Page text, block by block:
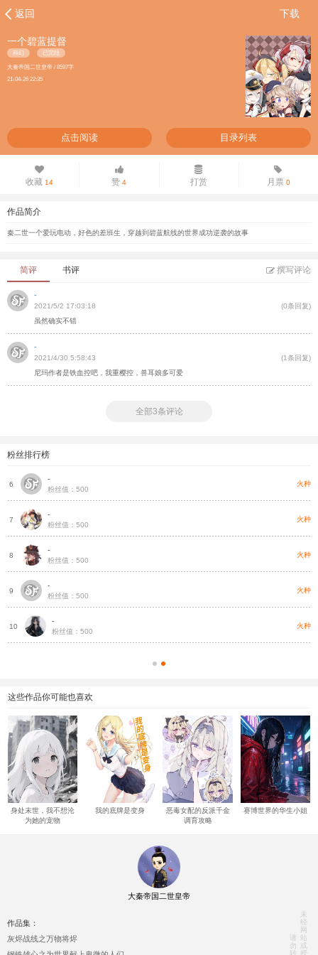
返回 下载
一个碧蓝提督
科幻 已完结
大秦帝国二世皇帝 / 8597字
21-04-26 22:35
点击阅读 目录列表
收藏 14 赞 4 打赏 月票0
作品简介
秦二世一个爱玩电动，好色的差班生，穿越到碧蓝航线的世界成功逆袭的故事
简评 书评 撰写评论
-
2021/5/2 17:03:18
(0条回复)
虽然确实不错
-
2021/4/30 5:58:43
(1条回复)
尼玛作者是铁血控吧，我重樱控，兽耳娘多可爱
全部3条评论
粉丝排行榜
6
-
粉丝值：500
火种
7
-
粉丝值：500
火种
8
-
粉丝值：500
火种
9
-
粉丝值：500
火种
10
-
粉丝值：500
火种
这些作品你可能也喜欢
身处末世，我不想沦
为她的宠物
我的底牌是变身
恶毒女配的反派千金
调育攻略
赛博世界的华生小姐
大秦帝国二世皇帝
作品集：
灰烬战线之万物将烬
请
勿
转
未
经
网
站
或
授